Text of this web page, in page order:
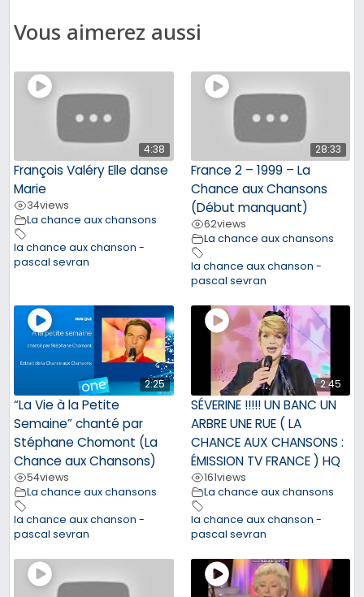
Vous aimerez aussi
4:38
François Valéry Elle danse
Marie
34views
La chance aux chansons
la chance aux chanson -
pascal sevran
28:33
France 2 – 1999 – La
Chance aux Chansons
(Début manquant)
62views
La chance aux chansons
la chance aux chanson -
pascal sevran
2:25
“La Vie à la Petite
Semaine” chanté par
Stéphane Chomont (La
Chance aux Chansons)
54views
La chance aux chansons
la chance aux chanson -
pascal sevran
2:45
SÉVERINE !!!!! UN BANC UN
ARBRE UNE RUE ( LA
CHANCE AUX CHANSONS :
ÉMISSION TV FRANCE ) HQ
161views
La chance aux chansons
la chance aux chanson -
pascal sevran